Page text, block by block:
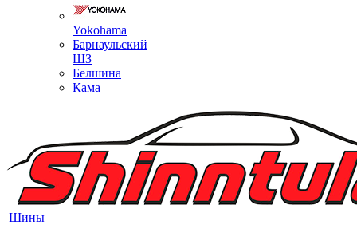
Yokohama
Барнаульский
ШЗ
Белшина
Кама
Шины